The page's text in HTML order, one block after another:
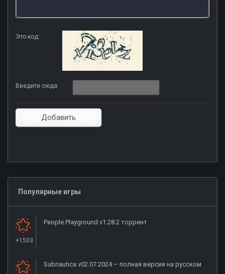
Это код:
Введите сюда:
Популярные игры
+1503
People Playground v1.28.2 торрент
Subnautica v02.07.2024 – полная версия на русском